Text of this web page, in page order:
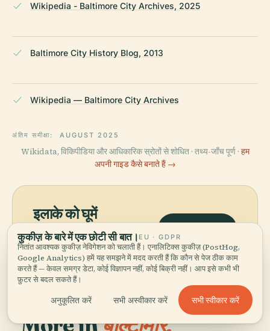
Wikipedia - Baltimore City Archives, 2025
Baltimore City History Blog, 2013
Wikipedia — Baltimore City Archives
अंतिम समीक्षा: AUGUST 2025
Wikidata, विकिपीडिया और आधिकारिक स्रोतों से शोधित · तथ्य-जाँच पूर्ण · हम
अपनी गाइड कैसे बनाते हैं →
इलाके को घूमें
बाल्टीमोर सिटी अभिलेखागार को नक्शे पर
देखें और आस-पास क्या है, जानें।
More inबाल्टीमोर.
कुकीज़ के बारे में एक छोटी सी बात। EU · GDPR
नितांत आवश्यक कुकीज़ नेविगेशन को चलाती हैं। एनालिटिक्स कुकीज़ (PostHog,
Google Analytics) हमें यह समझने में मदद करती हैं कि कौन से पेज ठीक काम
करते हैं — केवल समग्र डेटा, कोई विज्ञापन नहीं, कोई बिक्री नहीं। आप इसे कभी भी
फ़ुटर से बदल सकते हैं।
अनुकूलित करें सभी अस्वीकार करें सभी स्वीकार करें